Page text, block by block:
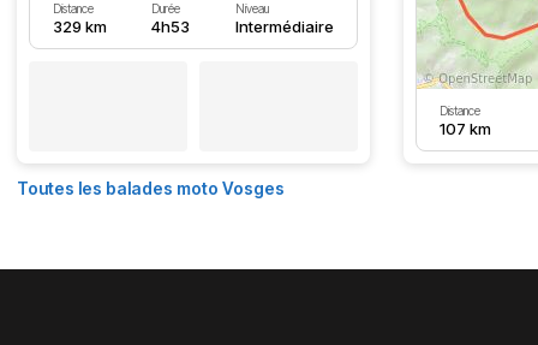
Distance
329 km
Durée
4h53
Niveau
Intermédiaire
Distance
107 km
Toutes les balades moto Vosges